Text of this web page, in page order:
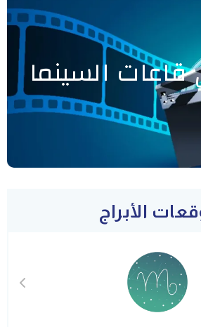
قاعات السينما
الأبراج